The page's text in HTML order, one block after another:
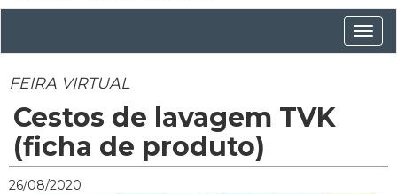
FEIRA VIRTUAL
Cestos de lavagem TVK
(ficha de produto)
26/08/2020